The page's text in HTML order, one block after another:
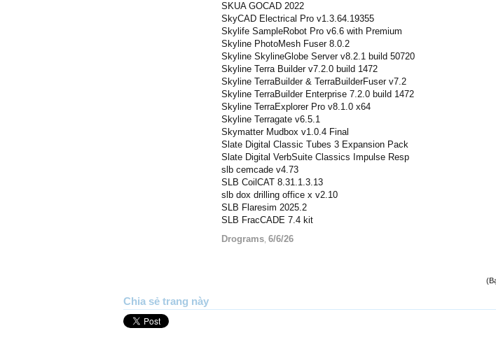
SKUA GOCAD 2022
SkyCAD Electrical Pro v1.3.64.19355
Skylife SampleRobot Pro v6.6 with Premium
Skyline PhotoMesh Fuser 8.0.2
Skyline SkylineGlobe Server v8.2.1 build 50720
Skyline Terra Builder v7.2.0 build 1472
Skyline TerraBuilder & TerraBuilderFuser v7.2
Skyline TerraBuilder Enterprise 7.2.0 build 1472
Skyline TerraExplorer Pro v8.1.0 x64
Skyline Terragate v6.5.1
Skymatter Mudbox v1.0.4 Final
Slate Digital Classic Tubes 3 Expansion Pack
Slate Digital VerbSuite Classics Impulse Resp
slb cemcade v4.73
SLB CoilCAT 8.31.1.3.13
slb dox drilling office x v2.10
SLB Flaresim 2025.2
SLB FracCADE 7.4 kit
Drograms 6/6/26
Chia sẻ trang này